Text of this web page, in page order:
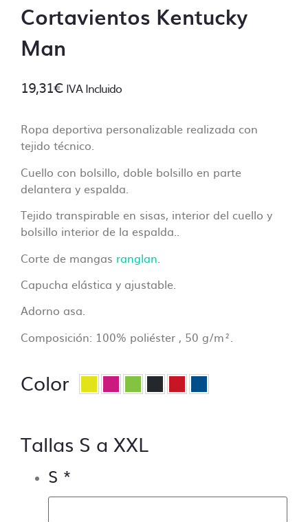
Cortavientos Kentucky
Man
19,31€ IVA Incluido
Ropa deportiva personalizable realizada con
tejido técnico.
Cuello con bolsillo, doble bolsillo en parte
delantera y espalda.
Tejido transpirable en sisas, interior del cuello y
bolsillo interior de la espalda..
Corte de mangas ranglan
Capucha elástica y ajustable.
Adorno asa.
Composición: 100% poliéster , 50 g/m².
Color
Tallas S a XXL
S *
Un diseñador revisará tus archivos
imprimir, ¡no queremos sorpresas!
– Control de resolución mínima (no inferior a
70 Dpi).
– Control de fuentes incorporadas.
– Control de colores PANTONE, siempre y
cuando se especifique en el pedido. En caso
– Controlar que no falte ningún archivo y
que esté clara la ubicación de cada
impresión.
– Control de trazos para troquelado si lo
hubiera.
– Control de la orientación.
– Control de capas, no se aceptarán
– Control de tipografías, todos los textos se
deben enviar trazados, de lo contrario se
pedirá al cliente que subsane el problema.
– Modificaciones del tipo,
pone Luis y poner Pepe”